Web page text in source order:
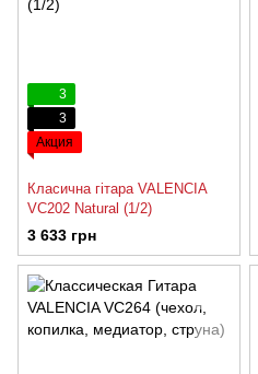
3
3
Акция
Класична гітара VALENCIA
VC202 Natural (1/2)
3 633 грн